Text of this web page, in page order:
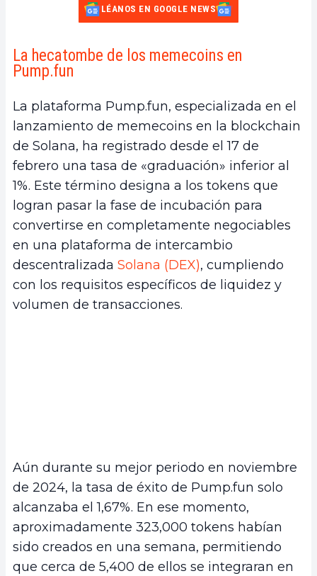
LÉANOS EN GOOGLE NEWS
La hecatombe de los memecoins en
Pump.fun
La plataforma Pump.fun, especializada en el
lanzamiento de memecoins en la blockchain
de Solana, ha registrado desde el 17 de
febrero una tasa de «graduación» inferior al
1%. Este término designa a los tokens que
logran pasar la fase de incubación para
convertirse en completamente negociables
en una plataforma de intercambio
descentralizada Solana (DEX), cumpliendo
con los requisitos específicos de liquidez y
volumen de transacciones.
Aún durante su mejor periodo en noviembre
de 2024, la tasa de éxito de Pump.fun solo
alcanzaba el 1,67%. En ese momento,
aproximadamente 323,000 tokens habían
sido creados en una semana, permitiendo
que cerca de 5,400 de ellos se integraran en